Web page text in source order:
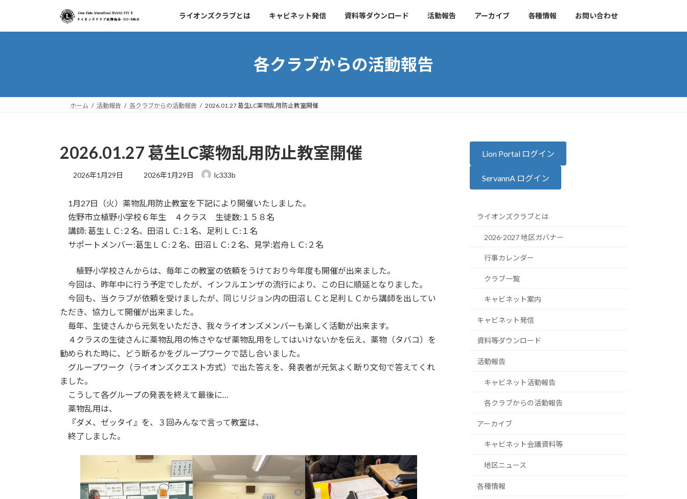
テ
ゲ
ライオンズクラブとは キャビネット発信 資料等ダウンロード 活動報告 アーカイブ 各種情報 お問い合わせ
各クラブからの活動報告
ホーム 活動報告 各クラブからの活動報告 2026.01.27 葛生LC薬物乱用防止教室開催
2026.01.27 葛生LC薬物乱用防止教室開催
2026年1月29日
最
新
日
2026年1月29日 lc333b
1月27日（火）薬物乱用防止教室を下記により開催いたしました。
佐野市立植野小学校６年生 ４クラス 生徒数:１５８名
講師: 葛生ＬＣ:２名、田沼ＬＣ:１名、足利ＬＣ:１名
サポートメンバー:葛生ＬＣ:２名、田沼ＬＣ:２名、見学:岩舟ＬＣ:２名
植野小学校さんからは、毎年この教室の依頼をうけており今年度も開催が出来ました。
今回は、昨年中に行う予定でしたが、インフルエンザの流行により、この日に順延となりました。
今回も、当クラブが依頼を受けましたが、同じリジョン内の田沼ＬＣと足利ＬＣから講師を出してい
ただき、協力して開催が出来ました。
毎年、生徒さんから元気をいただき、我々ライオンズメンバーも楽しく活動が出来ます。
４クラスの生徒さんに薬物乱用の怖さやなぜ薬物乱用をしてはいけないかを伝え、薬物（タバコ）を
勧められた時に、どう断るかをグループワークで話し合いました。
グループワーク（ライオンズクエスト方式）で出た答えを、発表者が元気よく断り文句で答えてくれ
ました。
こうして各グループの発表を終えて最後に…
薬物乱用は、
『ダメ、ゼッタイ』を、３回みんなで言って教室は、
終了しました。
Lion Portal ログイン
ServannA ログイン
ライオンズクラブとは
2026-2027 地区ガバナー
行事カレンダー
クラブ一覧
キャビネット案内
キャビネット発信
資料等ダウンロード
活動報告
キャビネット活動報告
各クラブからの活動報告
アーカイブ
キャビネット会議資料等
地区ニュース
各種情報